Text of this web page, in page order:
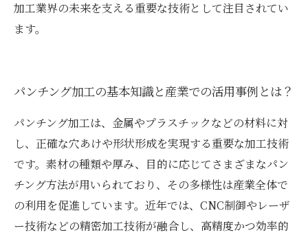
加工業界の未来を支える重要な技術として注目されてい
ます。
パンチング加工の基本知識と産業での活用事例とは？
パンチング加工は、金属やプラスチックなどの材料に対
し、正確な穴あけや形状形成を実現する重要な加工技術
です。素材の種類や厚み、目的に応じてさまざまなパン
チング方法が用いられており、その多様性は産業全体で
の利用を促進しています。近年では、CNC制御やレーザ
ー技術などの精密加工技術が融合し、高精度かつ効率的